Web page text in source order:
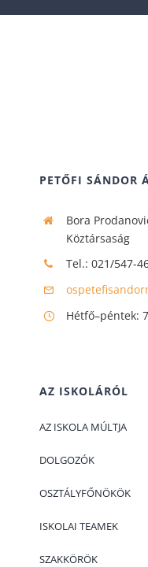
PETŐFI SÁNDOR
Bora
Köztársaság
Tel.: 021/547-
Hétfő–péntek:
AZ ISKOLÁRÓL
АZ ISKOLA MÚLTJA
DOLGOZÓK
OSZTÁLYFŐNÖKÖK
ISKOLAI TEAMEK
SZAKKÖRÖK